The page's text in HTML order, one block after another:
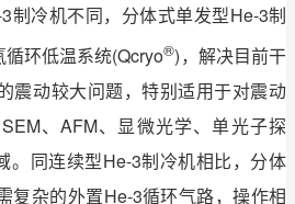
制冷机不同，分体式单发型He-3制
环低温系统(Qcryo®)，解决目前干
震动较大问题，特别适用于对震动
、AFM、显微光学、单光子探
。同连续型He-3制冷机相比，分体
复杂的外置He-3循环气路，操作相